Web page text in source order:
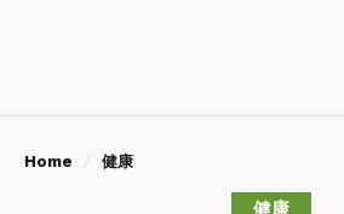
Home 健康
健康